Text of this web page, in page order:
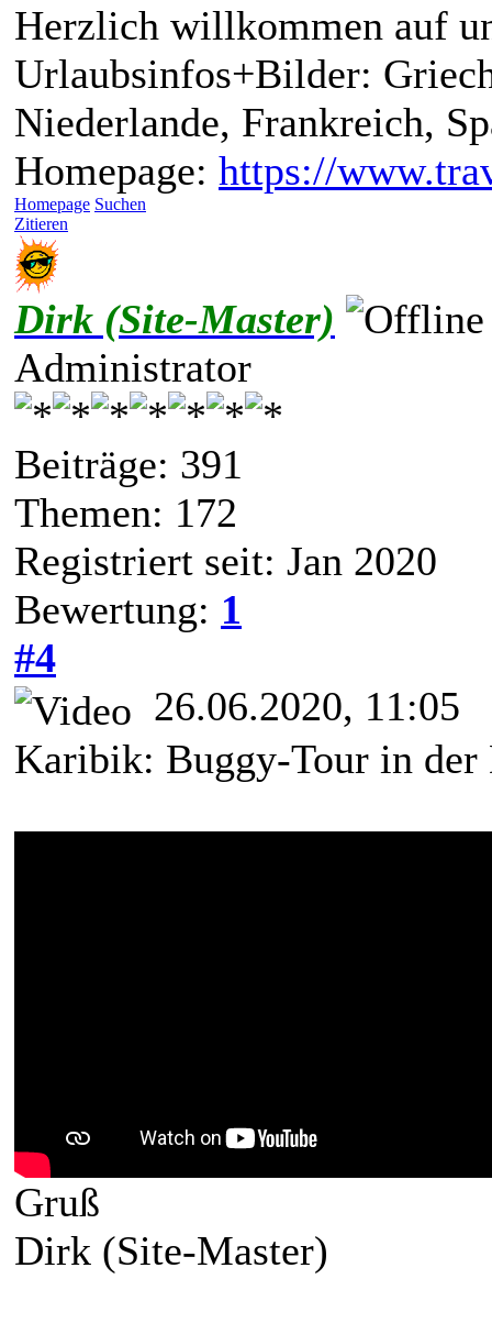
Herzlich willkommen auf
Urlaubsinfos+Bilder:
Niederlande, Frankreich,
Homepage: https://
Homepage Suchen
Zitieren
Dirk (Site-Master)
Administrator
Beiträge: 391
Themen: 172
Registriert seit: Jan 2020
Bewertung: 1
#4
26.06.2020, 11:05
Karibik: Buggy-Tour in
Gruß
Dirk (Site-Master)